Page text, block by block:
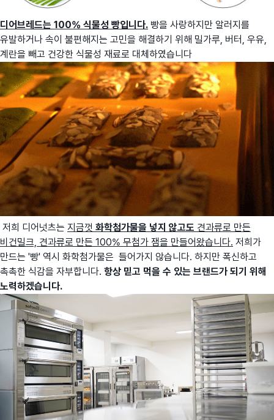
디어브레드는 100% 식물성 빵입니다. 빵을 사랑하지만 알러지를
유발하거나 속이 불편해지는 고민을 해결하기 위해 밀가루, 버터, 우유,
계란을 빼고 건강한 식물성 재료로 대체하였습니다
저희 디어넛츠는 지금껏 화학첨가물을 넣지 않고도 견과류로 만든
비건밀크, 견과류로 만든 100% 무첨가 잼을 만들어왔습니다. 저희가
만드는 '빵' 역시 화학첨가물은 들어가지 않습니다. 하지만 폭신하고
촉촉한 식감을 자부합니다. 항상 믿고 먹을 수 있는 브랜드가 되기 위해
노력하겠습니다.